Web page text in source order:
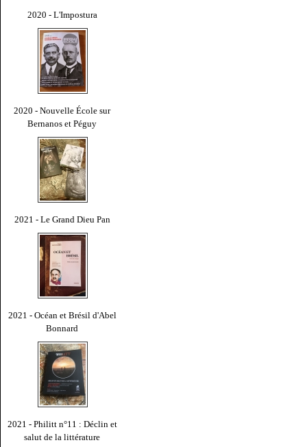
2020 - L'Impostura
2020 - Nouvelle École sur
Bernanos et Péguy
2021 - Le Grand Dieu Pan
2021 - Océan et Brésil d'Abel
Bonnard
2021 - Philitt n°11 : Déclin et
salut de la littérature